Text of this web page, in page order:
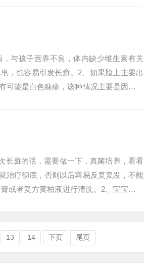
与孩子营养不良，体内缺少维生素有关
，也容易引发长癣。2、如果脸上主要出
能是白色糠疹，该种情况主要是因为维
长廯的话，需要做一下，真菌培养，看看
治疗彻底，否则以后容易反复复发，不能
或者复方黄柏液进行清洗。2、宝宝如果
13 14 下页 尾页